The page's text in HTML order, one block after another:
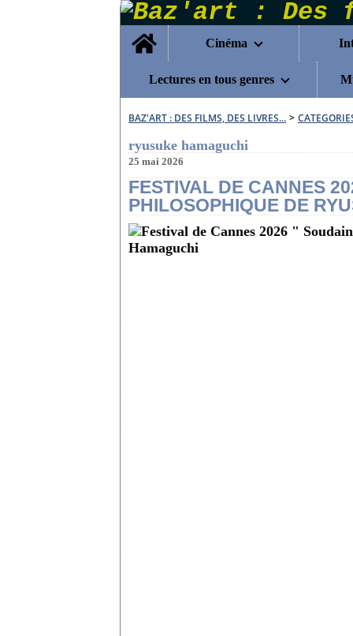
Home
Cinéma
Lectures en tous genres
BAZ'ART : DES FILMS, DES LIVRES... >
ryusuke hamaguchi
25 mai 2026
FESTIVAL DE CANNES
PHILOSOPHIQUE DE